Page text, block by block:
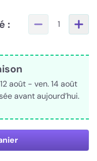
: 1
août - ven. 14 août
avant aujourd’hui.